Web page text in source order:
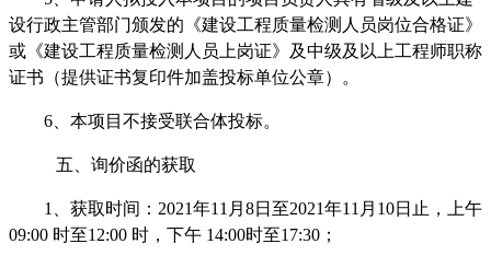
设行政主管部门颁发的《建设工程质量检测人员岗位合格证》
或《建设工程质量检测人员上岗证》及中级及以上工程师职称
证书（提供证书复印件加盖投标单位公章） 。
6 、本项目不接受联合体投标。
五、询价函的获取
1 、获取时间： 2021年11 月 8日至2021年11 月 10日止，上午
09:00 时至12:00 时，下午 14:00时至17:30 ；